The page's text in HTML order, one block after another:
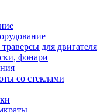
для двигателя
фонари
со стеклами